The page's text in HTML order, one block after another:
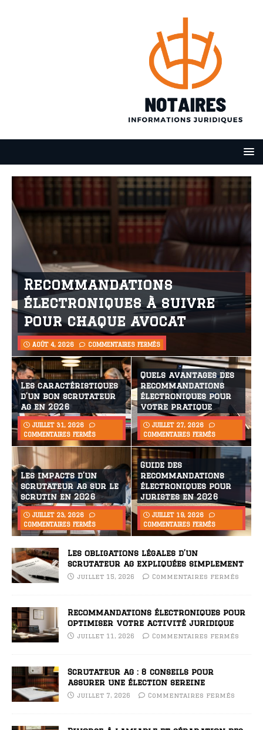
Recommandations
électroniques à suivre
pour chaque avocat
AOÛT 4, 2026 COMMENTAIRES FERMÉS
Les caractéristiques
d’un bon scrutateur
ag en 2026
JUILLET 31, 2026
COMMENTAIRES FERMÉS
Quels avantages des
recommandations
électroniques pour
votre pratique
JUILLET 27, 2026
COMMENTAIRES FERMÉS
Les impacts d’un
scrutateur ag sur le
scrutin en 2026
JUILLET 23, 2026
COMMENTAIRES FERMÉS
Guide des
recommandations
électroniques pour
juristes en 2026
JUILLET 19, 2026
COMMENTAIRES FERMÉS
Les obligations légales d’un
scrutateur ag expliquées simplement
juillet 15, 2026 Commentaires fermés
Recommandations électroniques pour
optimiser votre activité juridique
juillet 11, 2026 Commentaires fermés
Scrutateur ag : 8 conseils pour
assurer une élection sereine
juillet 7, 2026 Commentaires fermés